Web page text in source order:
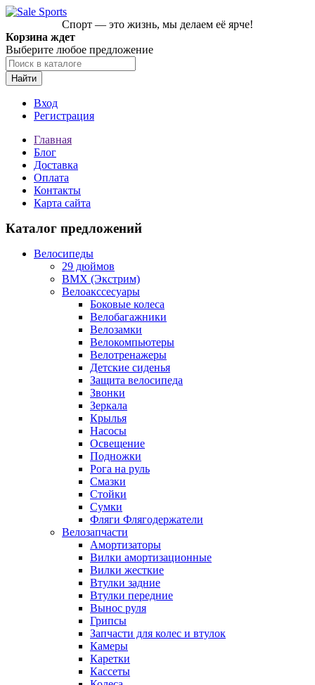
Спорт — это жизнь, мы делаем её ярче!
Корзина ждет
Выберите любое предложение
Найти
Вход
Регистрация
Главная
Блог
Доставка
Оплата
Контакты
Карта сайта
Каталог предложений
Велосипеды
29 дюймов
BMX (Экстрим)
Велоакссесуары
Боковые колеса
Велобагажники
Велозамки
Велокомпьютеры
Велотренажеры
Детские сиденья
Защита велосипеда
Звонки
Зеркала
Крылья
Насосы
Освещение
Подножки
Рога на руль
Смазки
Стойки
Сумки
Фляги Флягодержатели
Велозапчасти
Амортизаторы
Вилки амортизационные
Вилки жесткие
Втулки задние
Втулки передние
Вынос руля
Грипсы
Запчасти для колес и втулок
Камеры
Каретки
Кассеты